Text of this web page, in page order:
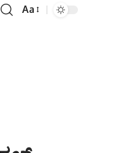
Aa